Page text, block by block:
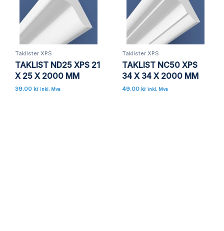
nettleseren for neste gang jeg kommenterer.
Taklister XPS
TAKLIST ND25 XPS 21
X 25 X 2000 MM
39.00 kr inkl. Mva
Taklister XPS
TAKLIST NC50 XPS
34 X 34 X 2000 MM
49.00 kr inkl. Mva